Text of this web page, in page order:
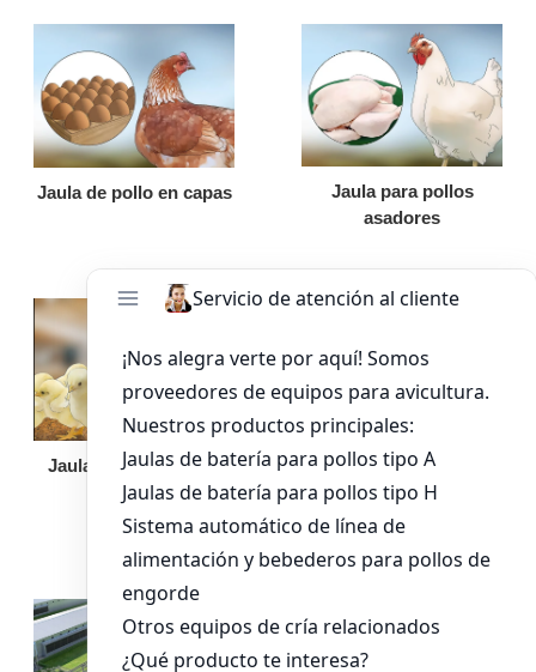
Jaula de pollo en capas
Jaula para pollos
asadores
Jaula de pollo pollita
Bandeja de
alimentación para
pollos de engorde